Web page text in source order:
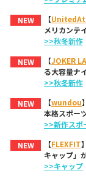
NEW
【
メリカンテ
>>秋冬新作
NEW
【JOKER
る大容量ナ
>>秋冬新作
NEW
【wundou
本格スポー
>>新作スポ
NEW
【FLEXFIT
キャップ」
>>キャップ